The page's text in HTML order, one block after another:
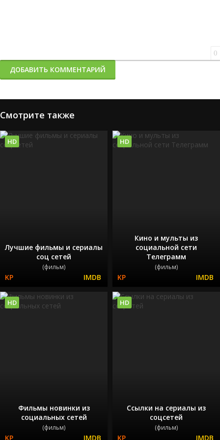
0
ДОБАВИТЬ КОММЕНТАРИЙ
Смотрите также
Лучшие фильмы и сериалы
соц сетей
(фильм)
HD
Кино и мульты из
социальной сети
Телеграмм
(фильм)
HD
Фильмы новинки из
социальных сетей
(фильм)
HD
Ссылки на сериалы из
соцсетей
(фильм)
HD